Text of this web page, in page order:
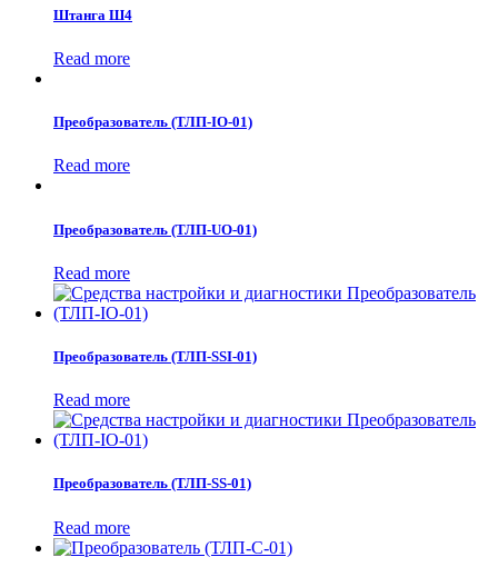
Штанга Ш4
Read more
Преобразователь (ТЛП-IO-01)
Read more
Преобразователь (ТЛП-UO-01)
Read more
Преобразователь (ТЛП-SSI-01)
Read more
Преобразователь (ТЛП-SS-01)
Read more